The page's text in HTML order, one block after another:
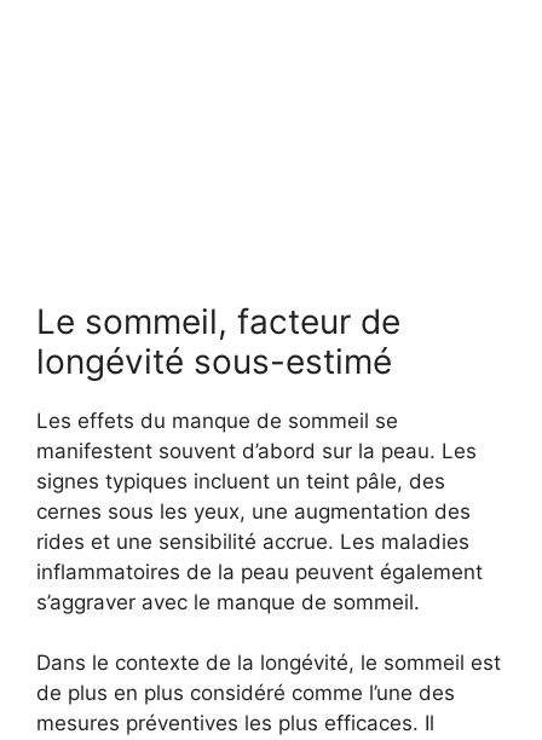
Le sommeil, facteur de
longévité sous-estimé
Les effets du manque de sommeil se
manifestent souvent d’abord sur la peau. Les
signes typiques incluent un teint pâle, des
cernes sous les yeux, une augmentation des
rides et une sensibilité accrue. Les maladies
inflammatoires de la peau peuvent également
s’aggraver avec le manque de sommeil.
Dans le contexte de la longévité, le sommeil est
de plus en plus considéré comme l’une des
mesures préventives les plus efficaces. Il